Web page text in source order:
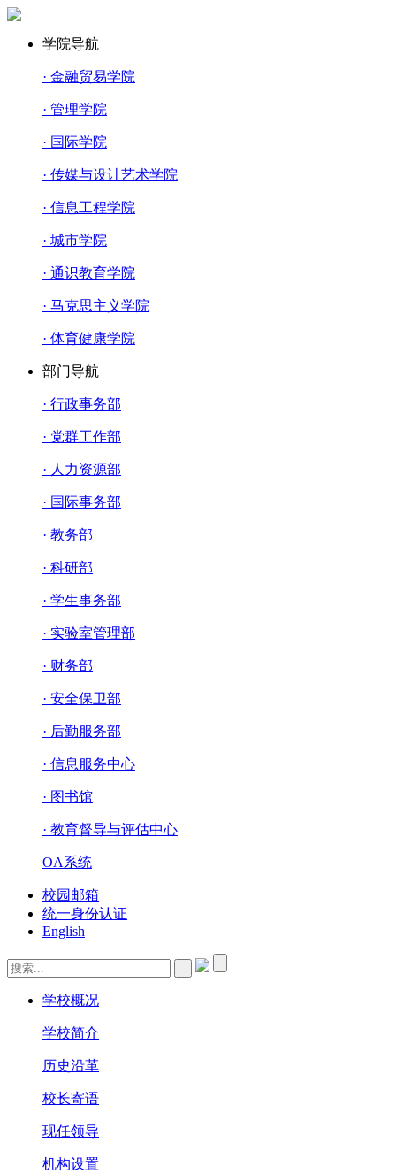
学院导航
· 金融贸易学院
· 管理学院
· 国际学院
· 传媒与设计艺术学院
· 信息工程学院
· 城市学院
· 通识教育学院
· 马克思主义学院
· 体育健康学院
部门导航
· 行政事务部
· 党群工作部
· 人力资源部
· 国际事务部
· 教务部
· 科研部
· 学生事务部
· 实验室管理部
· 财务部
· 安全保卫部
· 后勤服务部
· 信息服务中心
· 图书馆
· 教育督导与评估中心
OA系统
校园邮箱
统一身份认证
English
学校概况
学校简介
历史沿革
校长寄语
现任领导
机构设置